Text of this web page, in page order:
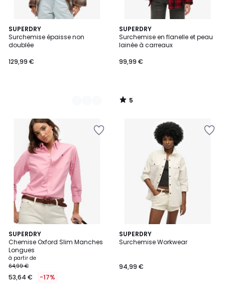
SUPERDRY
Surchemise épaisse non
doublée
129,99 €
3
Couleurs
SUPERDRY
Surchemise en flanelle et peau
lainée à carreaux
99,99 €
5
/
5
5
/
SUPERDRY
Chemise Oxford Slim Manches
Longues
à partir de
64,99 €
53,64 € -17%
12
Couleurs
SUPERDRY
Surchemise Workwear
94,99 €
2
Couleurs